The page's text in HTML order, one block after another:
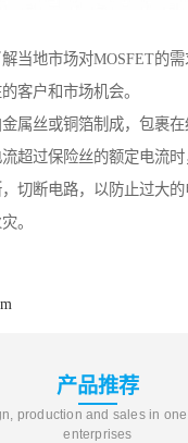
当地市场对MOSFET的
客户和市场机会。
属丝或铜箔制成，包裹在
超过保险丝的额定电流
切断电路，以防止过大
。
产品推荐
production and sales in
enterprises